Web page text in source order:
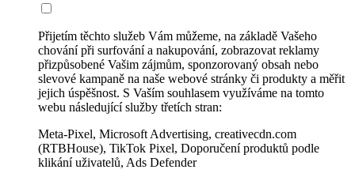
Přijetím těchto služeb Vám můžeme, na základě Vašeho
chování při surfování a nakupování, zobrazovat reklamy
přizpůsobené Vašim zájmům, sponzorovaný obsah nebo
slevové kampaně na naše webové stránky či produkty a měřit
jejich úspěšnost. S Vaším souhlasem využíváme na tomto
webu následující služby třetích stran:
Meta-Pixel, Microsoft Advertising, creativecdn.com
(RTBHouse), TikTok Pixel, Doporučení produktů podle
klikání uživatelů, Ads Defender